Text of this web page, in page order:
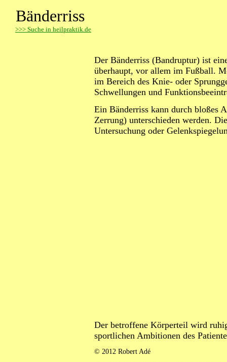
Bänderriss
>>> Suche in heilpraktik.de
Der Bänderriss (Bandruptur) ist
überhaupt, vor allem im Fußball.
im Bereich des Knie- oder
Schwellungen und
Ein Bänderriss kann durch bloßes
Zerrung) unterschieden werden.
Untersuchung oder
Der betroffene Körperteil wird
sportlichen Ambitionen des
© 2012 Robert Adé